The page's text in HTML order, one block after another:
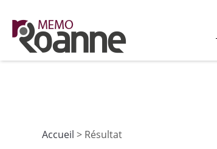
En poursuivant votre navigation sur ce
les fonctionnalités de partages de contenu
Accueil > Résultat